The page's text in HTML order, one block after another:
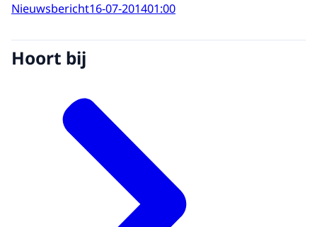
Nieuwsbericht16-07-201401:00
Hoort bij